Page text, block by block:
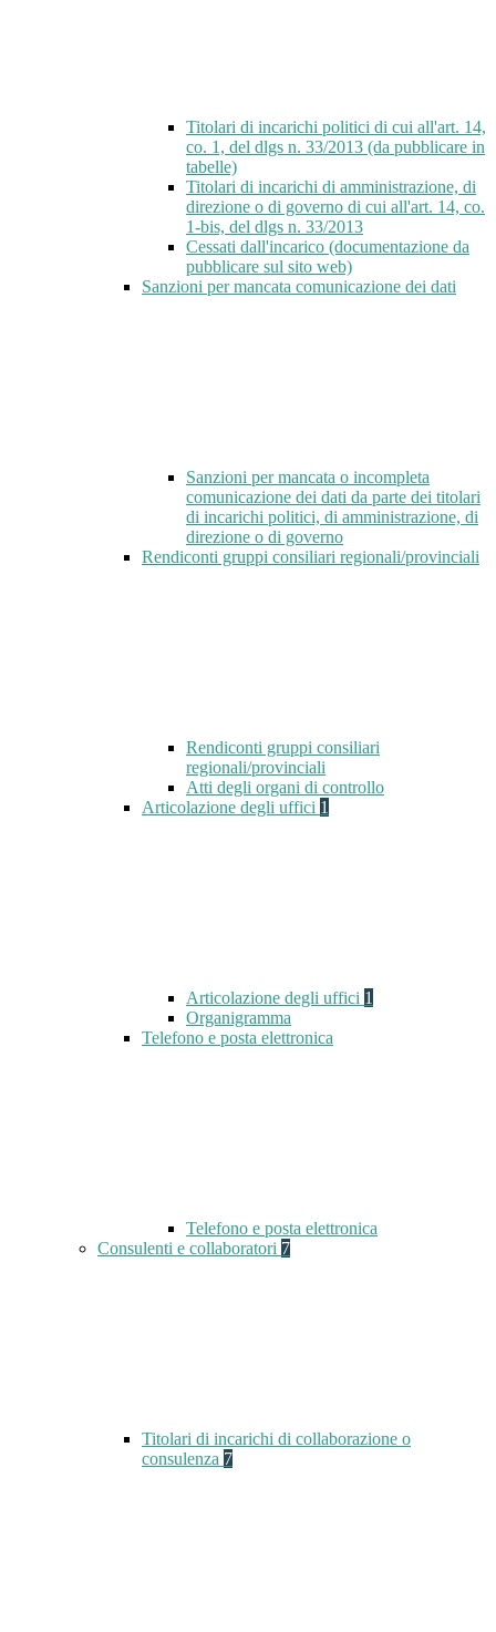
Titolari di incarichi politici di cui all'art. 14,
co. 1, del dlgs n. 33/2013 (da pubblicare in
tabelle)
Titolari di incarichi di amministrazione, di
direzione o di governo di cui all'art. 14, co.
1-bis, del dlgs n. 33/2013
Cessati dall'incarico (documentazione da
pubblicare sul sito web)
Sanzioni per mancata comunicazione dei dati
Sanzioni per mancata o incompleta
comunicazione dei dati da parte dei titolari
di incarichi politici, di amministrazione, di
direzione o di governo
Rendiconti gruppi consiliari regionali/provinciali
Rendiconti gruppi consiliari
regionali/provinciali
Atti degli organi di controllo
Articolazione degli uffici 1
Articolazione degli uffici 1
Organigramma
Telefono e posta elettronica
Telefono e posta elettronica
Consulenti e collaboratori 7
Titolari di incarichi di collaborazione o
consulenza 7